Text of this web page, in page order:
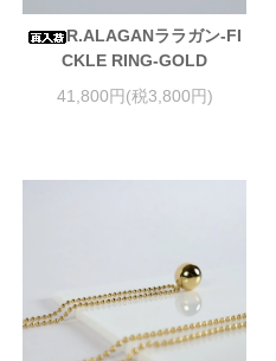
R.ALAGANララガン-FI
CKLE RING-GOLD
41,800円(税3,800円)